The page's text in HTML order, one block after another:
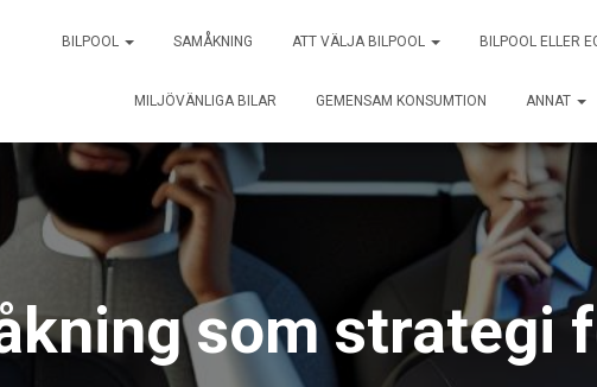
BILPOOL SAMÅKNING ATT VÄLJA BILPOOL BILPOOL ELLER
MILJÖVÄNLIGA BILAR GEMENSAM KONSUMTION ANNAT
som strategi